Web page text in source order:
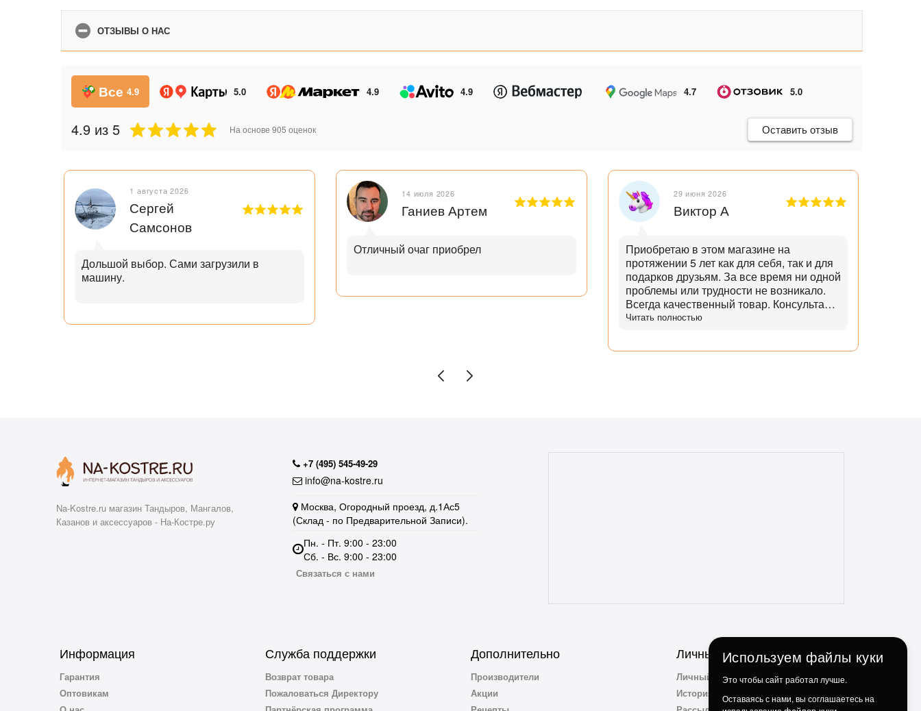
ОТЗЫВЫ О НАС
Все 4.9 5.0 4.9 4.9 4.7 5.0
4.9из 5 На основе 905 оценок Оставить отзыв
1 августа 2026
Сергей
Самсонов
Дольшой выбор. Сами загрузили в
машину.
14 июля 2026
Ганиев Артем
Отличный очаг приобрел
29 июня 2026
Виктор А
Приобретаю в этом магазине на
протяжении 5 лет как для себя, так и для
подарков друзьям. За все время ни одной
проблемы или трудности не возникало.
Всегда качественный товар. Консультант
помогает с выбором и советами. Советы
отзывчивые и опытные. Особенно
Читать полностью
Na-Kostre.ru магазин Тандыров, Мангалов,
Казанов и аксессуаров - На-Костре.ру
+7 (495) 545-49-29
info@na-kostre.ru
Москва, Огородный проезд, д.1Ас5
(Склад - по Предварительной Записи).
Пн. - Пт. 9:00 - 23:00
Сб. - Вс. 9:00 - 23:00
Связаться с нами
Информация
Гарантия
Оптовикам
Служба поддержки
Возврат товара
Пожаловаться Директору
Дополнительно
Производители
Акции
Личный Кабинет
Личный Кабинет
История заказов
Используем файлы куки
Это чтобы сайт работал лучше.
Оставаясь с нами, вы соглашаетесь на